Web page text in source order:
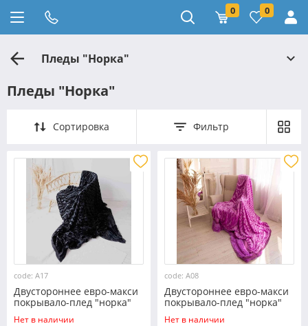
0 0
Пледы "Норка"
Пледы "Норка"
Сортировка Фильтр
code: A17
Двустороннее евро-макси
покрывало-плед "норка"
(230*200) - черное
Нет в наличии
code: A08
Двустороннее евро-макси
покрывало-плед "норка"
(230*200) - фуксия
Нет в наличии